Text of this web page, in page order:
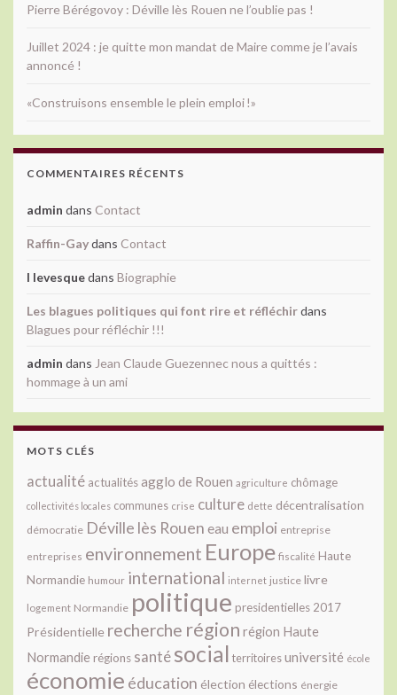
Pierre Bérégovoy : Déville lès Rouen ne l’oublie pas !
Juillet 2024 : je quitte mon mandat de Maire comme je l’avais
annoncé !
«Construisons ensemble le plein emploi !»
COMMENTAIRES RÉCENTS
admin dans Contact
Raffin-Gaydans Contact
l levesquedans Biographie
Les blagues politiques qui font rire et réfléchirdans
Blagues pour réfléchir !!!
admin dans Jean Claude Guezennec nous a quittés :
hommage à un ami
MOTS CLÉS
actualité actualitésagglo de Rouen agriculture chômage
collectivités locales communes crise culture dette décentralisation
démocratie Déville lès Rouen eau emploi entreprise
entreprises environnement Europe fiscalité Haute
Normandie humour international internet justice livre
logement Normandie politique presidentielles 2017
Présidentielle recherche région région Haute
Normandie régions santésocial territoiresuniversité école
économie éducation élection élections énergie